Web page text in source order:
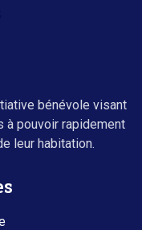
bénévole visant
pouvoir rapidement
leur habitation.